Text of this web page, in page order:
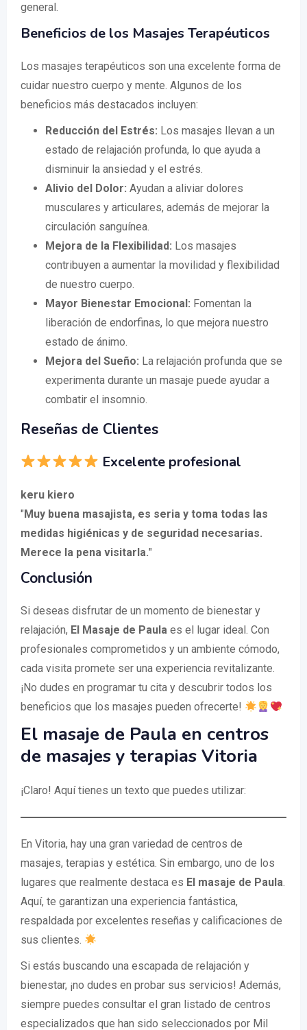
general.
Beneficios de los Masajes Terapéuticos
Los masajes terapéuticos son una excelente forma de
cuidar nuestro cuerpo y mente. Algunos de los
beneficios más destacados incluyen:
Reducción del Estrés: Los masajes llevan a un
estado de relajación profunda, lo que ayuda a
disminuir la ansiedad y el estrés.
Alivio del Dolor: Ayudan a aliviar dolores
musculares y articulares, además de mejorar la
circulación sanguínea.
Mejora de la Flexibilidad: Los masajes
contribuyen a aumentar la movilidad y flexibilidad
de nuestro cuerpo.
Mayor Bienestar Emocional: Fomentan la
liberación de endorfinas, lo que mejora nuestro
estado de ánimo.
Mejora del Sueño: La relajación profunda que se
experimenta durante un masaje puede ayudar a
combatir el insomnio.
Reseñas de Clientes
Excelente profesional
keru kiero
"Muy buena masajista, es seria y toma todas las
medidas higiénicas y de seguridad necesarias.
Merece la pena visitarla."
Conclusión
Si deseas disfrutar de un momento de bienestar y
relajación, El Masaje de Paula es el lugar ideal. Con
profesionales comprometidos y un ambiente cómodo,
cada visita promete ser una experiencia revitalizante.
¡No dudes en programar tu cita y descubrir todos los
beneficios que los masajes pueden ofrecerte!
El masaje de Paula en centros
de masajes y terapias Vitoria
¡Claro! Aquí tienes un texto que puedes utilizar:
En Vitoria, hay una gran variedad de centros de
masajes, terapias y estética. Sin embargo, uno de los
lugares que realmente destaca es El masaje de Paula.
Aquí, te garantizan una experiencia fantástica,
respaldada por excelentes reseñas y calificaciones de
sus clientes.
Si estás buscando una escapada de relajación y
bienestar, ¡no dudes en probar sus servicios! Además,
siempre puedes consultar el gran listado de centros
especializados que han sido seleccionados por Mil